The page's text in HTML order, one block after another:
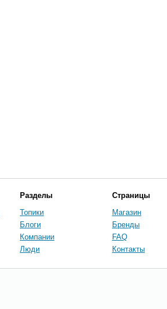
Разделы
Топики
Блоги
Компании
Люди
Страницы
Магазин
Бренды
FAQ
Контакты